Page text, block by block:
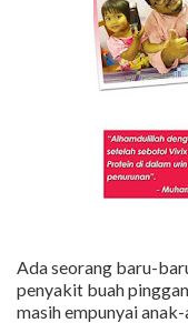
Ada seorang baru-
penyakit buah
masih empunyai